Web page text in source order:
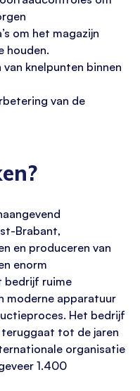
om het magazijn
houden.
knelpunten binnen
van de
Brabant,
en produceren van
enorm
bedrijf ruime
moderne apparatuur
Het bedrijf
teruggaat tot de jaren
organisatie
1.400